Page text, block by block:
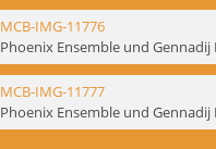
MCB-IMG-11776
MCB-IMG-11777